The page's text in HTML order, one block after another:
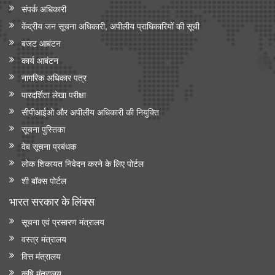
राष्ट्रीय मानवाधिकार आयोग (एनएचआरसी) ने मध्य प्रदेश के विदिशा जिले में
स्कूली छात्रों के खतरनाक तरीके से बेतवा नदी पार करने की मीडिया रिपोर्ट
रसायन एवं उर्वरक मंत्रालय - औषधि विभाग
फार्मास्युटिकल सेक्टर के लिए उत्पादन आधारित प्रोत्साहन योजना
दवाओं की कीमतों का निर्धारण और विनियमन
थोक दवाओं के लिए पीएलआई योजना
प्रधानमंत्री भारतीय जनऔषधि परियोजना
जीवन रक्षक दवाएं
संपर्क अधिकारी
केंद्रीय जन सूचना अधिकारी, अपीलीय प्राधिकारियों की सूची
बजट आबंटन
कार्य आबंटन
नागरिक अधिकार पत्र
पारदर्शिता लेखा परीक्षा
सीपीआईओ और अपी‍लीय अधिकारी की नियुक्ति
सूचना पुस्तिका
वेब सूचना प्रबंधक
लोक शिकायत निवेदन करने के लिए पोर्टल
शी बॉक्स पोर्टल
भारत सरकार के लिंक्‍स
सूचना एवं प्रसारण मंत्रालय
वस्त्र मंत्रालय
वित्त मंत्रालय